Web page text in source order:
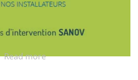
Read more